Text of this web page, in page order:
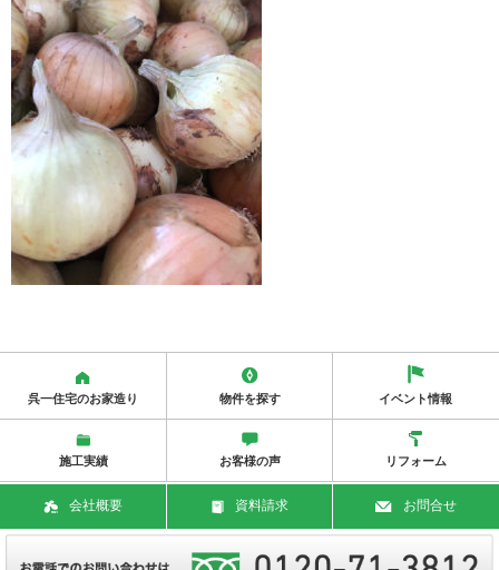
呉一住宅のお家造り 物件を探す イベント情報
施工実績 お客様の声 リフォーム
会社概要 資料請求 お問合せ